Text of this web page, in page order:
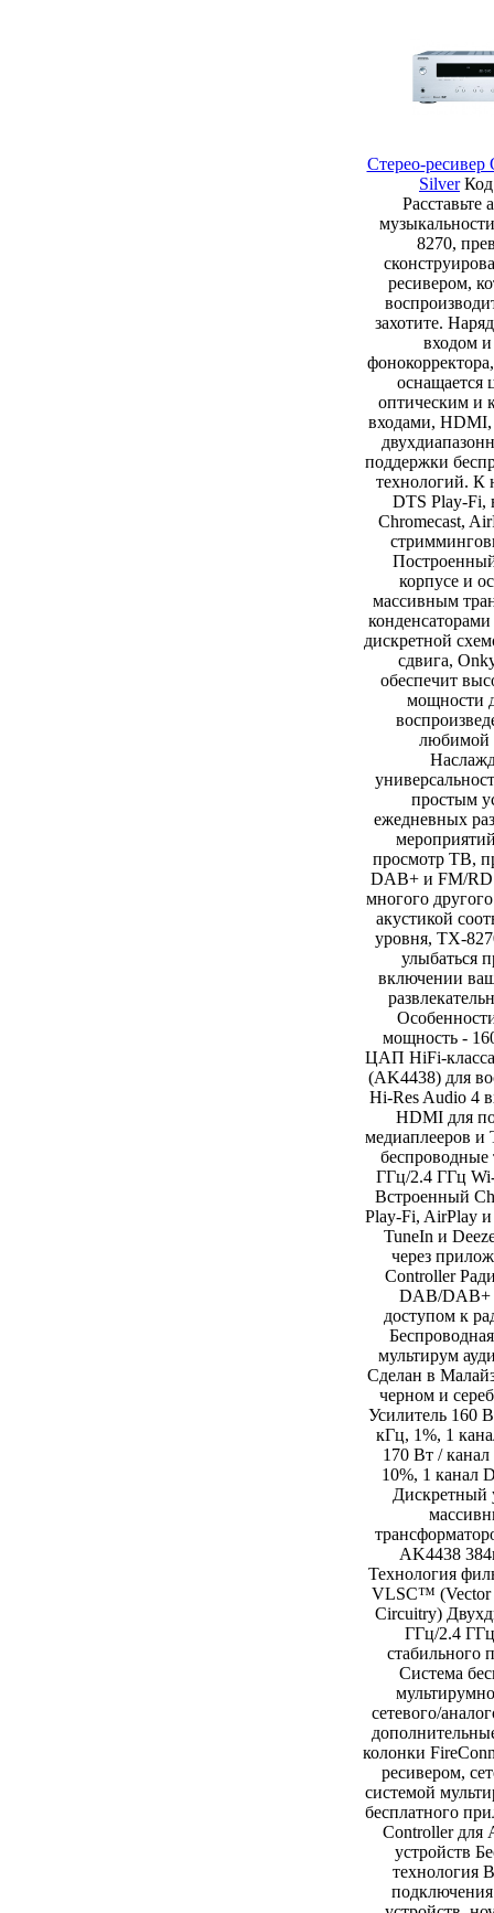
Стерео-
Silver
Расставьте
8270,
ресивером,
захотите.
входом
оптическим и
входами,
поддержки
технологий. К
DTS Play-Fi,
Chromecast,
корпусе и
массивным
дискретной
сдвига,
обеспечит
мощности
любимой
простым
ежедневных
просмотр ТВ,
DAB+ и FM/
многого
акустикой
уровня, TX-
улыбаться
включении
мощность -
ЦАП HiFi-
(AK4438) для
Hi-Res Audio 4
HDMI для
медиаплееров
беспроводные
ГГц/2.4 ГГц
Встроенный
Play-Fi, AirPlay
TuneIn и
через
Controller
DAB/DAB+
доступом к
мультирум
Сделан в
черном и
Усилитель 160
кГц, 1%, 1
170 Вт /
10%, 1 канал
Дискретный
AK4438
Технология
VLSC™ (Vector
Circuitry)
ГГц/2.4
стабильного
Система
сетевого/
колонки
ресивером,
системой
бесплатного
Controller для
устройств
технология